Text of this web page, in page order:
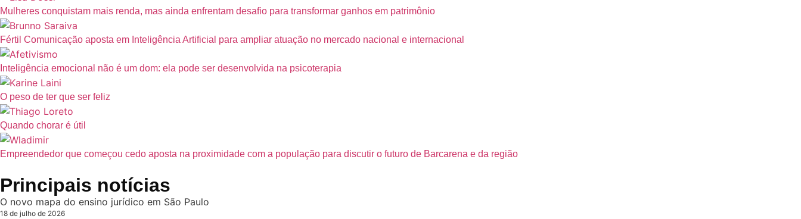
Mulheres conquistam mais renda, mas ainda enfrentam desafio para transformar ganhos em patrimônio
Fértil Comunicação aposta em Inteligência Artificial para ampliar atuação no mercado nacional e internacional
Inteligência emocional não é um dom: ela pode ser desenvolvida na psicoterapia
O peso de ter que ser feliz
Quando chorar é útil
Empreendedor que começou cedo aposta na proximidade com a população para discutir o futuro de Barcarena e da região
Principais notícias
O novo mapa do ensino jurídico em São Paulo
18 de julho de 2026